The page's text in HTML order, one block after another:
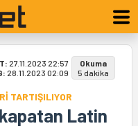
27.11.2023 22:57
28.11.2023 02:09
Okuma
5 dakika
TARTIŞILIYOR
Latin